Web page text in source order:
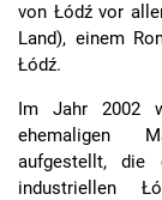
von Łódź vor
Land), einem
Łódź.
Im Jahr 2002
ehemaligen
aufgestellt, die
industriellen